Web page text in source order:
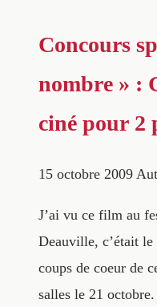
Concours
nombre » :
ciné pour 2
15 octobre 2009
J’ai vu ce film au
Deauville, c’était le
coups de coeur de
salles le 21